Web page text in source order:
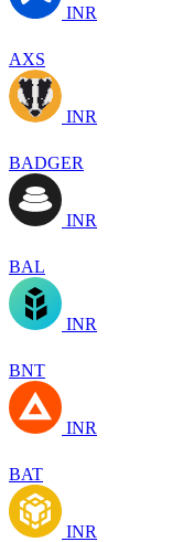
INR
AXS
INR
BADGER
INR
BAL
INR
BNT
INR
BAT
INR